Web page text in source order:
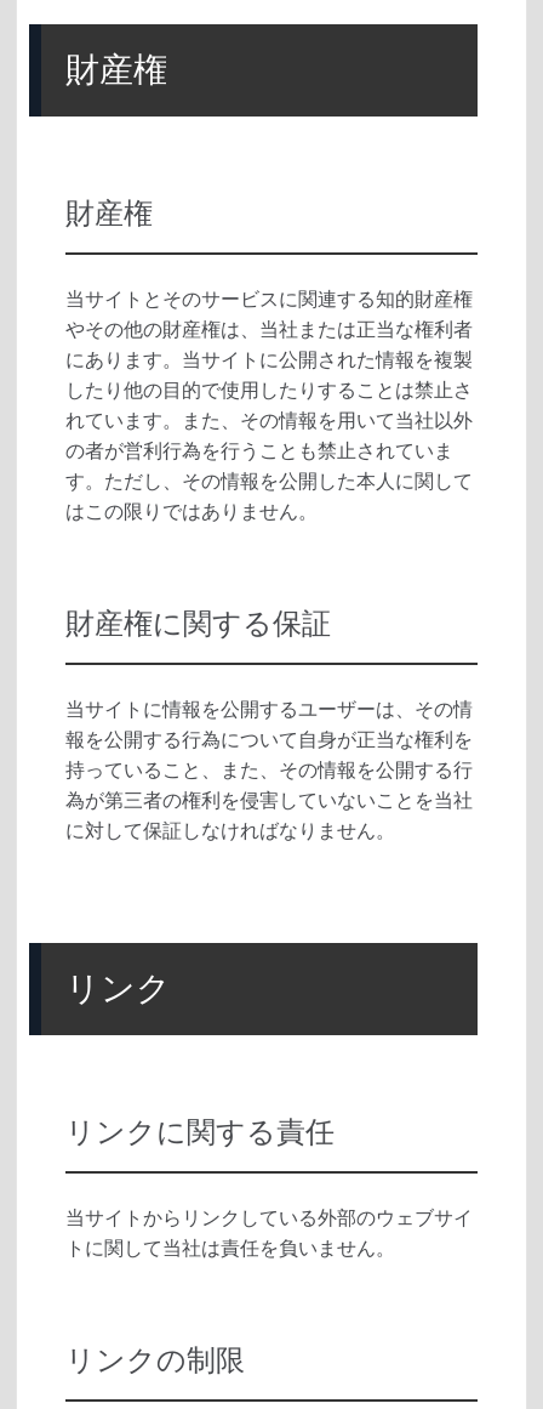
財産権
財産権
当サイトとそのサービスに関連する知的財産権
やその他の財産権は、当社または正当な権利者
にあります。当サイトに公開された情報を複製
したり他の目的で使用したりすることは禁止さ
れています。また、その情報を用いて当社以外
の者が営利行為を行うことも禁止されていま
す。ただし、その情報を公開した本人に関して
はこの限りではありません。
財産権に関する保証
当サイトに情報を公開するユーザーは、その情
報を公開する行為について自身が正当な権利を
持っていること、また、その情報を公開する行
為が第三者の権利を侵害していないことを当社
に対して保証しなければなりません。
リンク
リンクに関する責任
当サイトからリンクしている外部のウェブサイ
トに関して当社は責任を負いません。
リンクの制限